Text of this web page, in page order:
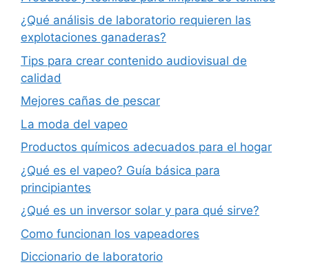
¿Qué análisis de laboratorio requieren las
explotaciones ganaderas?
Tips para crear contenido audiovisual de
calidad
Mejores cañas de pescar
La moda del vapeo
Productos químicos adecuados para el hogar
¿Qué es el vapeo? Guía básica para
principiantes
¿Qué es un inversor solar y para qué sirve?
Como funcionan los vapeadores
Diccionario de laboratorio